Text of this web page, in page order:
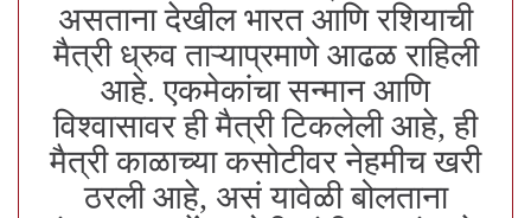
असताना देखील भारत आणि रशियाची
मैत्री ध्रुव ताऱ्याप्रमाणे आढळ राहिली
आहे. एकमेकांचा सन्मान आणि
विश्वासावर ही मैत्री टिकलेली आहे, ही
मैत्री काळाच्या कसोटीवर नेहमीच खरी
ठरली आहे, असं यावेळी बोलताना